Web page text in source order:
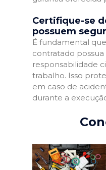
Certifique-se
possuem
É fundamental
contratado
responsabilidade
trabalho. Isso
em caso de
durante a